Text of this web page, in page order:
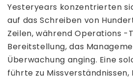
Yesteryears konzentrierten
auf das Schreiben von
Zeilen, während Operations -
Bereitstellung, das
Überwachung anging. Eine
führte zu Missverständnissen,